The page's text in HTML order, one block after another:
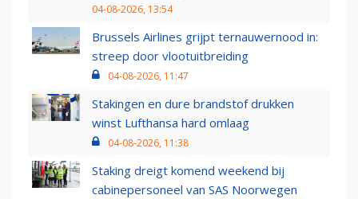
04-08-2026, 13:54
Brussels Airlines grijpt ternauwernood in:
streep door vlootuitbreiding
04-08-2026, 11:47
Stakingen en dure brandstof drukken
winst Lufthansa hard omlaag
04-08-2026, 11:38
Staking dreigt komend weekend bij
cabinepersoneel van SAS Noorwegen